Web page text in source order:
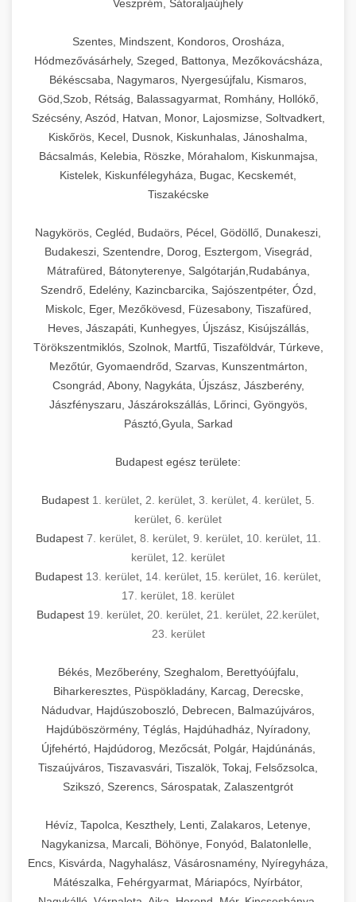
Veszprém, Sátoraljaújhely
Szentes, Mindszent, Kondoros, Orosháza,
Hódmezővásárhely, Szeged, Battonya, Mezőkovácsháza,
Békéscsaba, Nagymaros, Nyergesújfalu, Kismaros,
Göd,Szob, Rétság, Balassagyarmat, Romhány, Hollókő,
Szécsény, Aszód, Hatvan, Monor, Lajosmizse, Soltvadkert,
Kiskőrös, Kecel, Dusnok, Kiskunhalas, Jánoshalma,
Bácsalmás, Kelebia, Röszke, Mórahalom, Kiskunmajsa,
Kistelek, Kiskunfélegyháza, Bugac, Kecskemét,
Tiszakécske
Nagykörös, Cegléd, Budaörs, Pécel, Gödöllő, Dunakeszi,
Budakeszi, Szentendre, Dorog, Esztergom, Visegrád,
Mátrafüred, Bátonyterenye, Salgótarján,Rudabánya,
Szendrő, Edelény, Kazincbarcika, Sajószentpéter, Ózd,
Miskolc, Eger, Mezőkövesd, Füzesabony, Tiszafüred,
Heves, Jászapáti, Kunhegyes, Újszász, Kisújszállás,
Törökszentmiklós, Szolnok, Martfű, Tiszaföldvár, Túrkeve,
Mezőtúr, Gyomaendrőd, Szarvas, Kunszentmárton,
Csongrád, Abony, Nagykáta, Újszász, Jászberény,
Jászfényszaru, Jászárokszállás, Lőrinci, Gyöngyös,
Pásztó,Gyula, Sarkad
Budapest egész területe:
Budapest 1. kerület 2. kerület 3. kerület 4. kerület 5.
kerület 6. kerület
Budapest 7. kerület, 8. kerület, 9. kerület, 10. kerület, 11.
kerület 12. kerület
Budapest 13. kerület 14. kerület 15. kerület 16. kerület
17. kerület 18. kerület
Budapest 19. kerület 20. kerület 21. kerület 22.kerület
23. kerület
Békés, Mezőberény, Szeghalom, Berettyóújfalu,
Biharkeresztes, Püspökladány, Karcag, Derecske,
Nádudvar, Hajdúszoboszló, Debrecen, Balmazújváros,
Hajdúböszörmény, Téglás, Hajdúhadház, Nyíradony,
Újfehértó, Hajdúdorog, Mezőcsát, Polgár, Hajdúnánás,
Tiszaújváros, Tiszavasvári, Tiszalök, Tokaj, Felsőzsolca,
Szikszó, Szerencs, Sárospatak, Zalaszentgrót
Hévíz, Tapolca, Keszthely, Lenti, Zalakaros, Letenye,
Nagykanizsa, Marcali, Böhönye, Fonyód, Balatonlelle,
Encs, Kisvárda, Nagyhalász, Vásárosnamény, Nyíregyháza,
Mátészalka, Fehérgyarmat, Máriapócs, Nyírbátor,